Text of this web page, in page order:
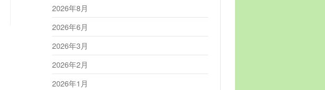
2026年8月
2026年6月
2026年3月
2026年2月
2026年1月